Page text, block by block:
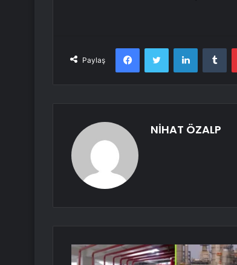
Paylaş
FacebookTwitter LinkedIn
NİHAT ÖZALP